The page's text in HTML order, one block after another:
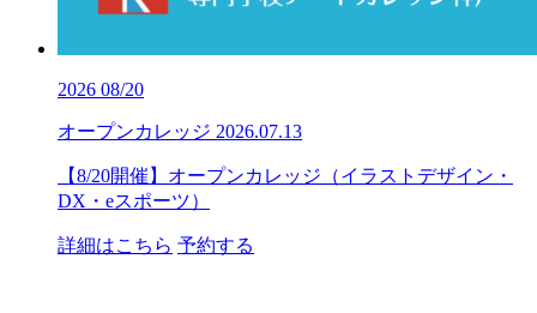
2026 08/20
オープンカレッジ 2026.07.13
【8/20開催】オープンカレッジ（イラストデザイン・
DX・eスポーツ）
詳細はこちら 予約する